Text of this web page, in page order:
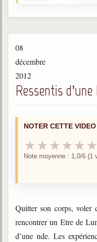
1910-2002
1927-2025
Bibliothèque
Ouvrages
Bibliothèque
Newsletters
08
décembre
2012
Ressentis d’une
NOTER CETTE VIDEO
★ ★ ★ ★ ★ ★
Note moyenne : 1,0/6 (1
Quitter son corps, voler
rencontrer un Etre de
d’une nde. Les